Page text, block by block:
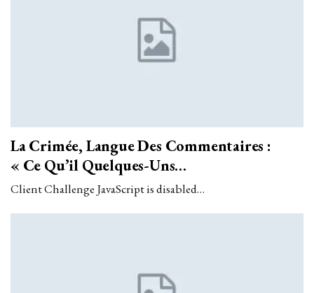
La Crimée, Langue Des Commentaires :
« Ce Qu’il Quelques-Uns…
Client Challenge JavaScript is disabled…